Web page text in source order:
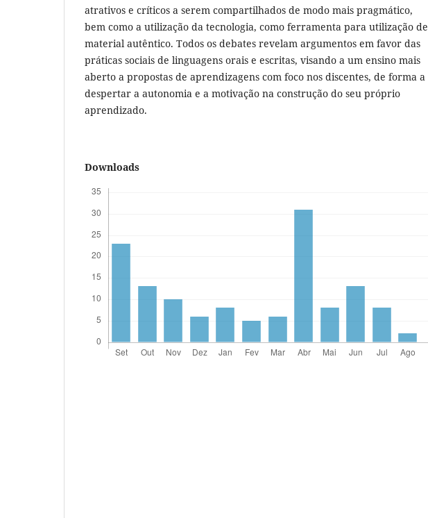
atrativos e críticos a serem compartilhados de modo mais pragmático,
bem como a utilização da tecnologia, como ferramenta para utilização de
material autêntico. Todos os debates revelam argumentos em favor das
práticas sociais de linguagens orais e escritas, visando a um ensino mais
aberto a propostas de aprendizagens com foco nos discentes, de forma a
despertar a autonomia e a motivação na construção do seu próprio
aprendizado.
Downloads